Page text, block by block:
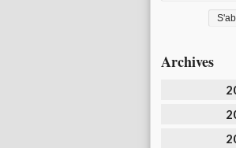
Archives